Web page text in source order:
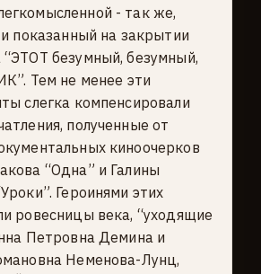
- так же,
показанный на закрытии
безумный, безумный,
Тем не менее эти
слегка компенсировали
полученные от
киноочерков
“Одна” и Галины
Героинями этих
ровесницы века, “уходящие
Петровна Демина и
Неменова-Лунц,